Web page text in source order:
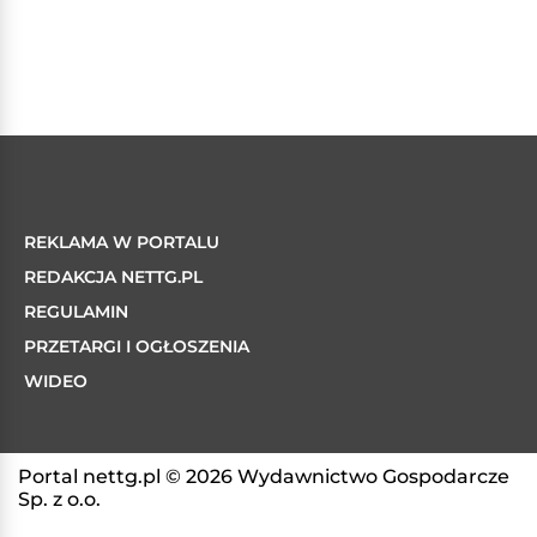
REKLAMA W PORTALU
REDAKCJA NETTG.PL
REGULAMIN
PRZETARGI I OGŁOSZENIA
WIDEO
Portal nettg.pl © 2026 Wydawnictwo Gospodarcze
Sp. z o.o.